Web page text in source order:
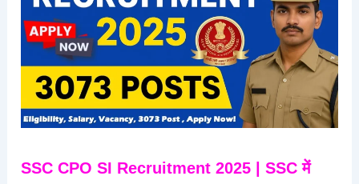
SSC CPO SI Recruitment 2025 | SSC में